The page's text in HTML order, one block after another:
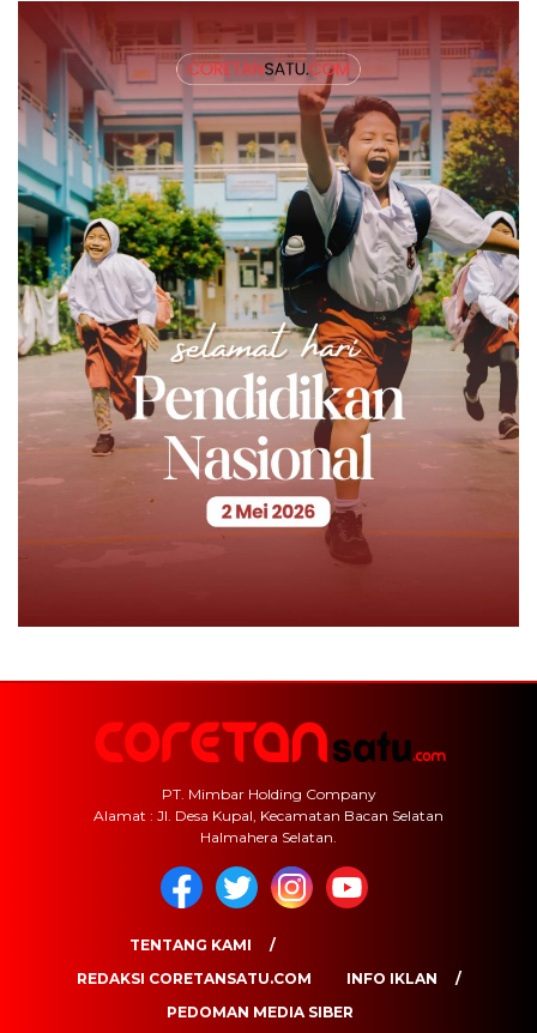
PT. Mimbar Holding Company
Alamat : Jl. Desa Kupal, Kecamatan Bacan Selatan
Halmahera Selatan.
TENTANG KAMI
REDAKSI CORETANSATU.COM
INFO IKLAN
PEDOMAN MEDIA SIBER